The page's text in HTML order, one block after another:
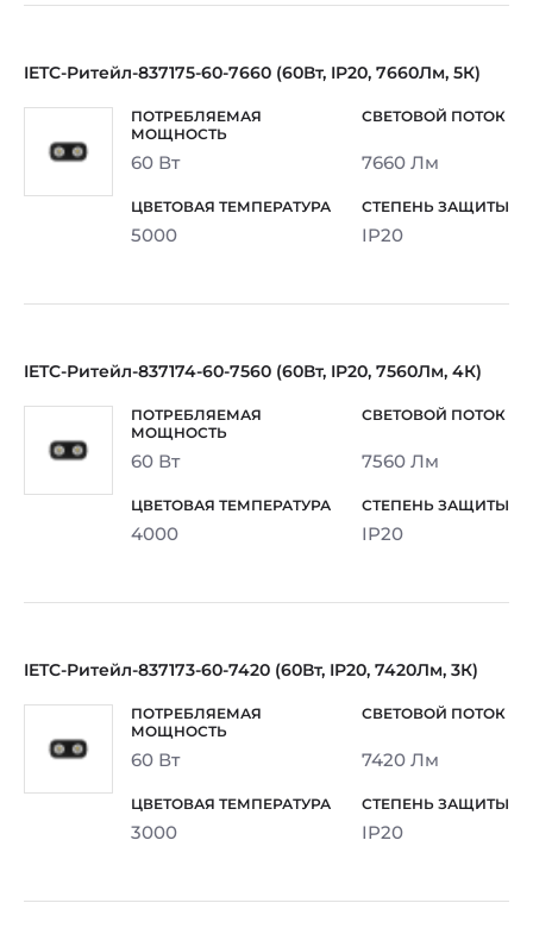
IETC-Ритейл-837175-60-7660 (60Вт, IP20, 7660Лм, 5К)
60 Вт 7660 Лм
5000 IP20
IETC-Ритейл-837174-60-7560 (60Вт, IP20, 7560Лм, 4К)
60 Вт 7560 Лм
4000 IP20
IETC-Ритейл-837173-60-7420 (60Вт, IP20, 7420Лм, 3К)
60 Вт 7420 Лм
3000 IP20